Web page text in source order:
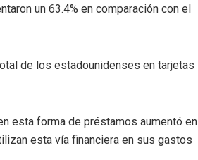
un 63.4% en comparación con el
de los estadounidenses en tarjetas
esta forma de préstamos aumentó en
esta vía financiera en sus gastos